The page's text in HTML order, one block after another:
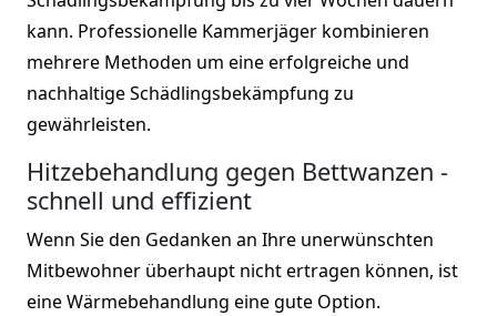
kann. Professionelle Kammerjäger kombinieren
mehrere Methoden um eine erfolgreiche und
nachhaltige Schädlingsbekämpfung zu
gewährleisten.
Hitzebehandlung gegen Bettwanzen -
schnell und effizient
Wenn Sie den Gedanken an Ihre unerwünschten
Mitbewohner überhaupt nicht ertragen können, ist
eine Wärmebehandlung eine gute Option.